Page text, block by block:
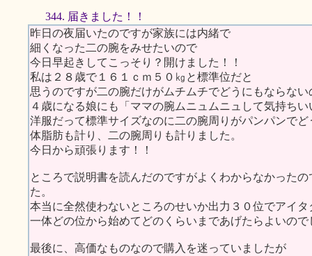
344. 届きました！！
昨日の夜届いたのですが家族には内緒で
細くなった二の腕をみせたいので
今日早起きしてこっそり？開けました！！
私は２８歳で１６１ｃｍ５０㎏と標準位だと
思うのですが二の腕だけがムチムチでどうにもならない
４歳になる娘にも「ママの腕ムニュムニュして気持ち
洋服だって標準サイズなのに二の腕周りがパンパンで
体脂肪も計り、二の腕周りも計りました。
今日から頑張ります！！
ところで説明書を読んだのですがよくわからなかった
た。
本当に全然使わないところのせいか出力３０位でアイ
一体どの位から始めてどのくらいまであげたらよいので
最後に、高価なものなので購入を迷っていましたが